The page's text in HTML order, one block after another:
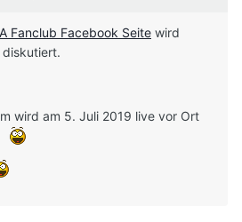
Fanclub Facebook Seite wird
wird am 5. Juli 2019 live vor Ort